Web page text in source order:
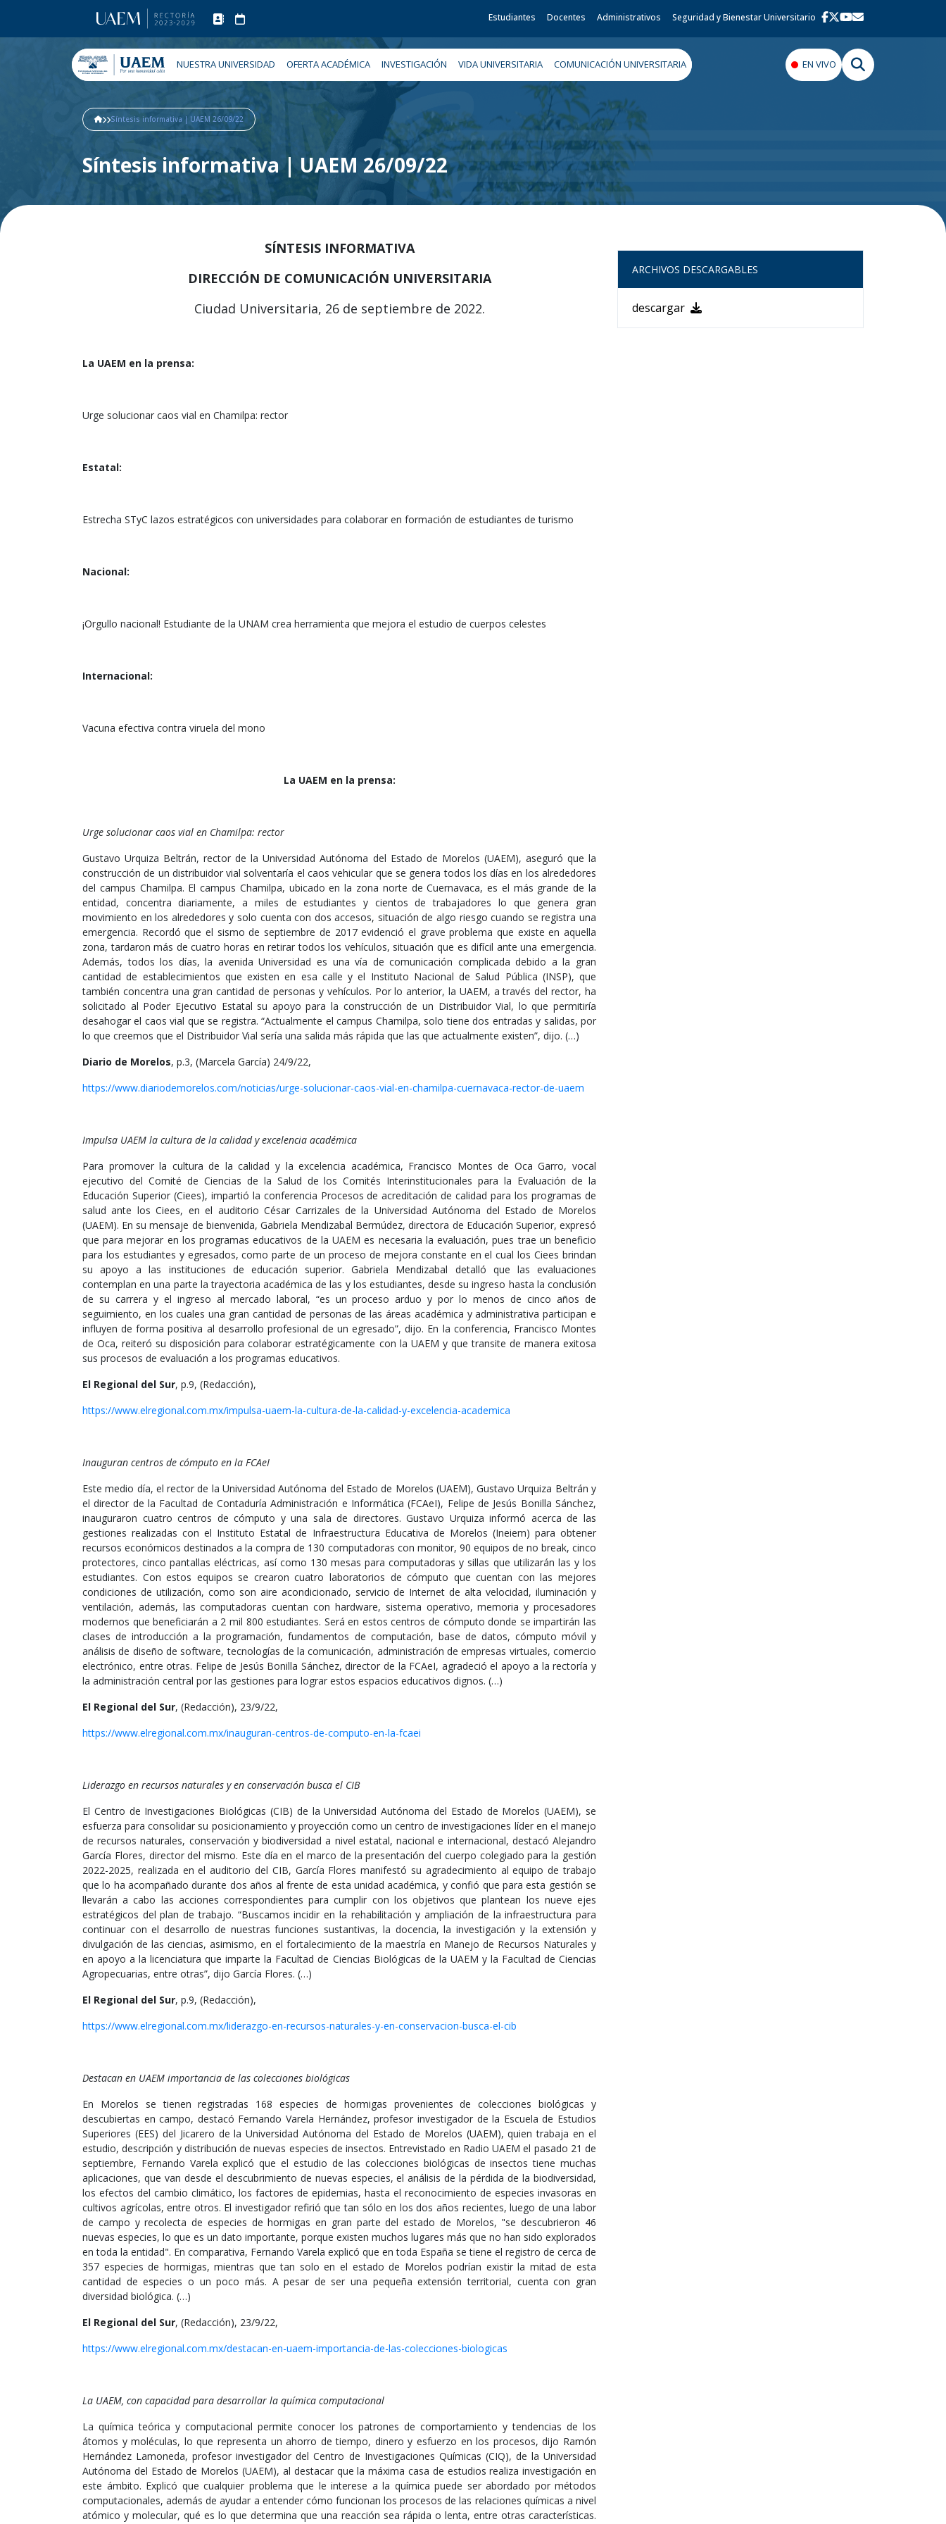
Estudiantes Docentes Administrativos Seguridad y Bienestar Universitario
NUESTRA UNIVERSIDAD OFERTA ACADÉMICA INVESTIGACIÓN VIDA UNIVERSITARIA COMUNICACIÓN UNIVERSITARIA EN VIVO
Síntesis informativa | UAEM 26/09/22
Síntesis informativa | UAEM 26/09/22
SÍNTESIS INFORMATIVA
DIRECCIÓN DE COMUNICACIÓN UNIVERSITARIA
Ciudad Universitaria, 26 de septiembre de 2022.
La UAEM en la prensa:
Urge solucionar caos vial en Chamilpa: rector
Estatal:
Estrecha STyC lazos estratégicos con universidades para colaborar en formación de estudiantes de turismo
Nacional:
¡Orgullo nacional! Estudiante de la UNAM crea herramienta que mejora el estudio de cuerpos celestes
Internacional:
Vacuna efectiva contra viruela del mono
La UAEM en la prensa:
Urge solucionar caos vial en Chamilpa: rector
Gustavo Urquiza Beltrán, rector de la Universidad Autónoma del Estado de Morelos (UAEM), aseguró que la
construcción de un distribuidor vial solventaría el caos vehicular que se genera todos los días en los alrededores
del campus Chamilpa. El campus Chamilpa, ubicado en la zona norte de Cuernavaca, es el más grande de la
entidad, concentra diariamente, a miles de estudiantes y cientos de trabajadores lo que genera gran
movimiento en los alrededores y solo cuenta con dos accesos, situación de algo riesgo cuando se registra una
emergencia. Recordó que el sismo de septiembre de 2017 evidenció el grave problema que existe en aquella
zona, tardaron más de cuatro horas en retirar todos los vehículos, situación que es difícil ante una emergencia.
Además, todos los días, la avenida Universidad es una vía de comunicación complicada debido a la gran
cantidad de establecimientos que existen en esa calle y el Instituto Nacional de Salud Pública (INSP), que
también concentra una gran cantidad de personas y vehículos. Por lo anterior, la UAEM, a través del rector, ha
solicitado al Poder Ejecutivo Estatal su apoyo para la construcción de un Distribuidor Vial, lo que permitiría
desahogar el caos vial que se registra. “Actualmente el campus Chamilpa, solo tiene dos entradas y salidas, por
lo que creemos que el Distribuidor Vial sería una salida más rápida que las que actualmente existen”, dijo. (…)
Diario de Morelos, p.3, (Marcela García) 24/9/22,
https://www.diariodemorelos.com/noticias/urge-solucionar-caos-vial-en-chamilpa-cuernavaca-rector-de-uaem
Impulsa UAEM la cultura de la calidad y excelencia académica
Para promover la cultura de la calidad y la excelencia académica, Francisco Montes de Oca Garro, vocal
ejecutivo del Comité de Ciencias de la Salud de los Comités Interinstitucionales para la Evaluación de la
Educación Superior (Ciees), impartió la conferencia Procesos de acreditación de calidad para los programas de
salud ante los Ciees, en el auditorio César Carrizales de la Universidad Autónoma del Estado de Morelos
(UAEM). En su mensaje de bienvenida, Gabriela Mendizabal Bermúdez, directora de Educación Superior, expresó
que para mejorar en los programas educativos de la UAEM es necesaria la evaluación, pues trae un beneficio
para los estudiantes y egresados, como parte de un proceso de mejora constante en el cual los Ciees brindan
su apoyo a las instituciones de educación superior. Gabriela Mendizabal detalló que las evaluaciones
contemplan en una parte la trayectoria académica de las y los estudiantes, desde su ingreso hasta la conclusión
de su carrera y el ingreso al mercado laboral, “es un proceso arduo y por lo menos de cinco años de
seguimiento, en los cuales una gran cantidad de personas de las áreas académica y administrativa participan e
influyen de forma positiva al desarrollo profesional de un egresado”, dijo. En la conferencia, Francisco Montes
de Oca, reiteró su disposición para colaborar estratégicamente con la UAEM y que transite de manera exitosa
sus procesos de evaluación a los programas educativos.
El Regional del Sur, p.9, (Redacción),
https://www.elregional.com.mx/impulsa-uaem-la-cultura-de-la-calidad-y-excelencia-academica
Inauguran centros de cómputo en la FCAeI
Este medio día, el rector de la Universidad Autónoma del Estado de Morelos (UAEM), Gustavo Urquiza Beltrán y
el director de la Facultad de Contaduría Administración e Informática (FCAeI), Felipe de Jesús Bonilla Sánchez,
inauguraron cuatro centros de cómputo y una sala de directores. Gustavo Urquiza informó acerca de las
gestiones realizadas con el Instituto Estatal de Infraestructura Educativa de Morelos (Ineiem) para obtener
recursos económicos destinados a la compra de 130 computadoras con monitor, 90 equipos de no break, cinco
protectores, cinco pantallas eléctricas, así como 130 mesas para computadoras y sillas que utilizarán las y los
estudiantes. Con estos equipos se crearon cuatro laboratorios de cómputo que cuentan con las mejores
condiciones de utilización, como son aire acondicionado, servicio de Internet de alta velocidad, iluminación y
ventilación, además, las computadoras cuentan con hardware, sistema operativo, memoria y procesadores
modernos que beneficiarán a 2 mil 800 estudiantes. Será en estos centros de cómputo donde se impartirán las
clases de introducción a la programación, fundamentos de computación, base de datos, cómputo móvil y
análisis de diseño de software, tecnologías de la comunicación, administración de empresas virtuales, comercio
electrónico, entre otras. Felipe de Jesús Bonilla Sánchez, director de la FCAeI, agradeció el apoyo a la rectoría y
la administración central por las gestiones para lograr estos espacios educativos dignos. (…)
El Regional del Sur, (Redacción), 23/9/22,
https://www.elregional.com.mx/inauguran-centros-de-computo-en-la-fcaei
Liderazgo en recursos naturales y en conservación busca el CIB
El Centro de Investigaciones Biológicas (CIB) de la Universidad Autónoma del Estado de Morelos (UAEM), se
esfuerza para consolidar su posicionamiento y proyección como un centro de investigaciones líder en el manejo
de recursos naturales, conservación y biodiversidad a nivel estatal, nacional e internacional, destacó Alejandro
García Flores, director del mismo. Este día en el marco de la presentación del cuerpo colegiado para la gestión
2022-2025, realizada en el auditorio del CIB, García Flores manifestó su agradecimiento al equipo de trabajo
que lo ha acompañado durante dos años al frente de esta unidad académica, y confió que para esta gestión se
llevarán a cabo las acciones correspondientes para cumplir con los objetivos que plantean los nueve ejes
estratégicos del plan de trabajo. “Buscamos incidir en la rehabilitación y ampliación de la infraestructura para
continuar con el desarrollo de nuestras funciones sustantivas, la docencia, la investigación y la extensión y
divulgación de las ciencias, asimismo, en el fortalecimiento de la maestría en Manejo de Recursos Naturales y
en apoyo a la licenciatura que imparte la Facultad de Ciencias Biológicas de la UAEM y la Facultad de Ciencias
Agropecuarias, entre otras”, dijo García Flores. (…)
El Regional del Sur, p.9, (Redacción),
https://www.elregional.com.mx/liderazgo-en-recursos-naturales-y-en-conservacion-busca-el-cib
Destacan en UAEM importancia de las colecciones biológicas
En Morelos se tienen registradas 168 especies de hormigas provenientes de colecciones biológicas y
descubiertas en campo, destacó Fernando Varela Hernández, profesor investigador de la Escuela de Estudios
Superiores (EES) del Jicarero de la Universidad Autónoma del Estado de Morelos (UAEM), quien trabaja en el
estudio, descripción y distribución de nuevas especies de insectos. Entrevistado en Radio UAEM el pasado 21 de
septiembre, Fernando Varela explicó que el estudio de las colecciones biológicas de insectos tiene muchas
aplicaciones, que van desde el descubrimiento de nuevas especies, el análisis de la pérdida de la biodiversidad,
los efectos del cambio climático, los factores de epidemias, hasta el reconocimiento de especies invasoras en
cultivos agrícolas, entre otros. El investigador refirió que tan sólo en los dos años recientes, luego de una labor
de campo y recolecta de especies de hormigas en gran parte del estado de Morelos, "se descubrieron 46
nuevas especies, lo que es un dato importante, porque existen muchos lugares más que no han sido explorados
en toda la entidad". En comparativa, Fernando Varela explicó que en toda España se tiene el registro de cerca de
357 especies de hormigas, mientras que tan solo en el estado de Morelos podrían existir la mitad de esta
cantidad de especies o un poco más. A pesar de ser una pequeña extensión territorial, cuenta con gran
diversidad biológica. (…)
El Regional del Sur, (Redacción), 23/9/22,
https://www.elregional.com.mx/destacan-en-uaem-importancia-de-las-colecciones-biologicas
La UAEM, con capacidad para desarrollar la química computacional
La química teórica y computacional permite conocer los patrones de comportamiento y tendencias de los
átomos y moléculas, lo que representa un ahorro de tiempo, dinero y esfuerzo en los procesos, dijo Ramón
Hernández Lamoneda, profesor investigador del Centro de Investigaciones Químicas (CIQ), de la Universidad
Autónoma del Estado de Morelos (UAEM), al destacar que la máxima casa de estudios realiza investigación en
este ámbito. Explicó que cualquier problema que le interese a la química puede ser abordado por métodos
computacionales, además de ayudar a entender cómo funcionan los procesos de las relaciones químicas a nivel
atómico y molecular, qué es lo que determina que una reacción sea rápida o lenta, entre otras características.
ARCHIVOS DESCARGABLES
descargar